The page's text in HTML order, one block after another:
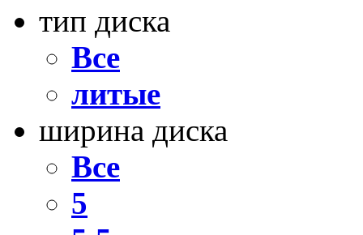
тип диска
Все
литые
ширина диска
Все
5